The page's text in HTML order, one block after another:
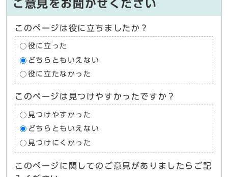
ご意見をお聞かせください
このページは役に立ちましたか？
役に立った
どちらともいえない
役に立たなかった
このページは見つけやすかったですか？
見つけやすかった
どちらともいえない
見つけにくかった
このページに関してのご意見がありましたらご記